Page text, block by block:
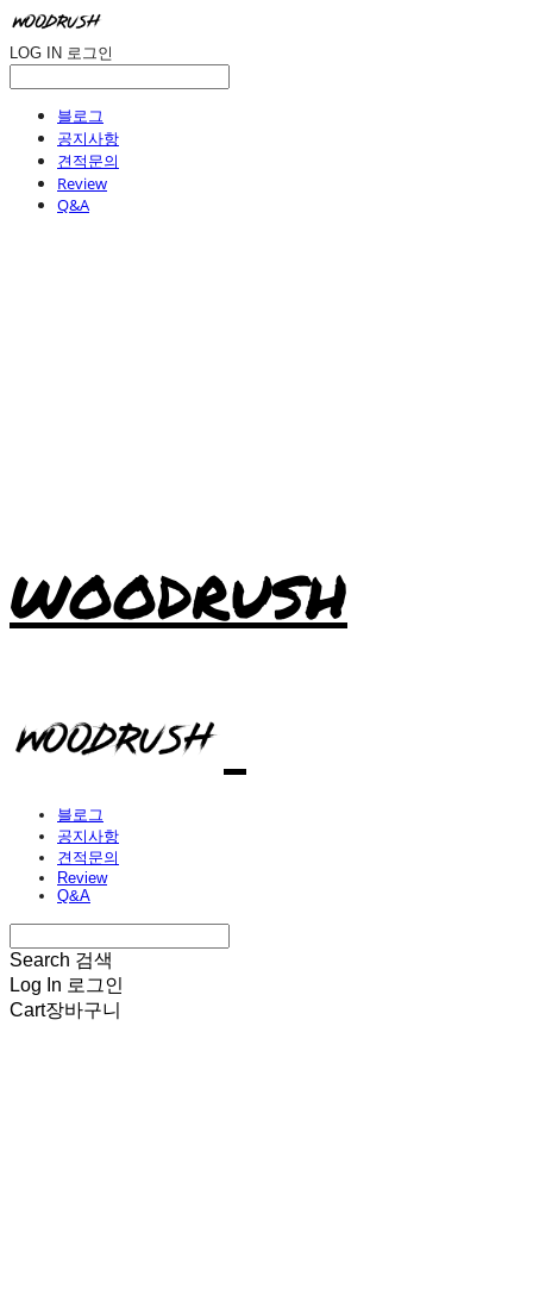
LOG IN 로그인
블로그
공지사항
견적문의
Review
Q&A
WOODRUSH
블로그
공지사항
견적문의
Review
Q&A
Search 검색
Log In 로그인
Cart장바구니